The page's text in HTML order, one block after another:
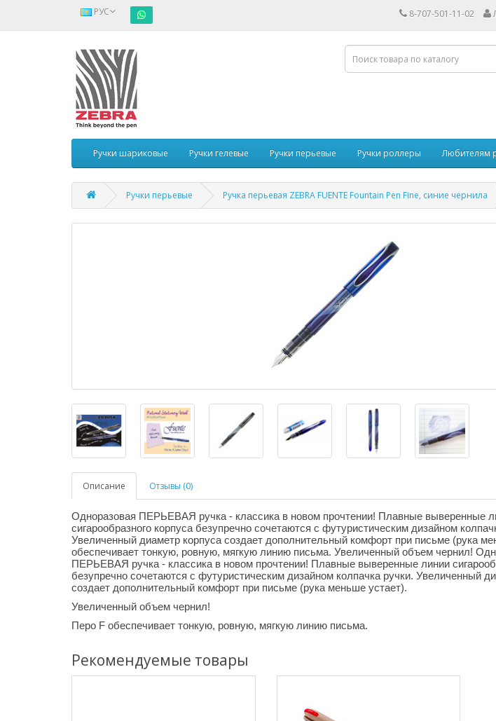
РУС 8-707-501-11-02
Ручки шариковые Ручки гелевые Ручки перьевые Ручки роллеры Любителям
Ручки перьевые Ручка перьевая ZEBRA FUENTE Fountain Pen Fine, синие чернила
Описание Отзывы (0)
Одноразовая ПЕРЬЕВАЯ ручка - классика в новом прочтении! Плавные выверенные
сигарообразного корпуса безупречно сочетаются с футуристическим дизайном
Увеличенный диаметр корпуса создает дополнительный комфорт при письме (рука
обеспечивает тонкую, ровную, мягкую линию письма. Увеличенный объем чернил!
ПЕРЬЕВАЯ ручка - классика в новом прочтении! Плавные выверенные линии
безупречно сочетаются с футуристическим дизайном колпачка ручки. Увеличенный
создает дополнительный комфорт при письме (рука меньше устает).
Увеличенный объем чернил!
Перо F обеспечивает тонкую, ровную, мягкую линию письма.
Рекомендуемые товары